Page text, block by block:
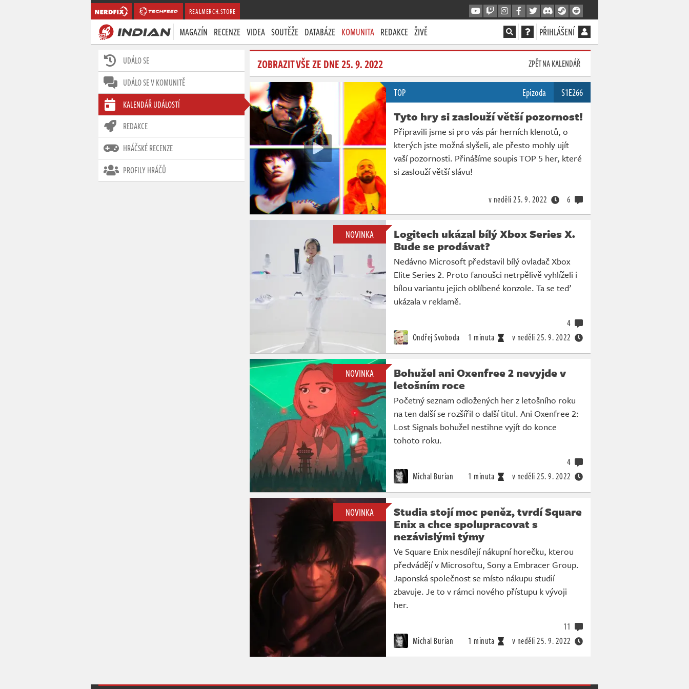
REALMERCH.STORE
MAGAZÍN RECENZE VIDEA SOUTĚŽE DATABÁZE KOMUNITA REDAKCE ŽIVĚ PŘIHLÁŠENÍ
UDÁLO SE
UDÁLO SE V KOMUNITĚ
KALENDÁŘ UDÁLOSTÍ
REDAKCE
HRÁČSKÉ RECENZE
PROFILY HRÁČŮ
ZOBRAZIT VŠE ZE DNE 25. 9. 2022 ZPĚT NA KALENDÁŘ
TOP Epizoda S1E266
Tyto hry si zaslouží větší pozornost!
Připravili jsme si pro vás pár herních klenotů, o
kterých jste možná slyšeli, ale přesto mohly ujít
vaší pozornosti. Přinášíme soupis TOP 5 her, které
si zaslouží větší slávu!
v neděli25. 9. 2022 6
NOVINKA
Logitech ukázal bílý Xbox Series X.
Bude se prodávat?
Nedávno Microsoft představil bílý ovladač Xbox
Elite Series 2. Proto fanoušci netrpělivě vyhlíželi i
bílou variantu jejich oblíbené konzole. Ta se teď
ukázala v reklamě.
Ondřej Svoboda 1 minuta v neděli25. 9. 2022
4
NOVINKA
Bohužel ani Oxenfree 2 nevyjde v
letošním roce
Početný seznam odložených her z letošního roku
na ten další se rozšířil o další titul. Ani Oxenfree 2:
Lost Signals bohužel nestihne vyjít do konce
tohoto roku.
Michal Burian 1 minuta v neděli25. 9. 2022
4
NOVINKA
Studia stojí moc peněz, tvrdí Square
Enix a chce spolupracovat s
nezávislými týmy
Ve Square Enix nesdílejí nákupní horečku, kterou
předvádějí v Microsoftu, Sony a Embracer Group.
Japonská společnost se místo nákupu studií
zbavuje. Je to v rámci nového přístupu k vývoji
her.
Michal Burian 1 minuta v neděli25. 9. 2022
11